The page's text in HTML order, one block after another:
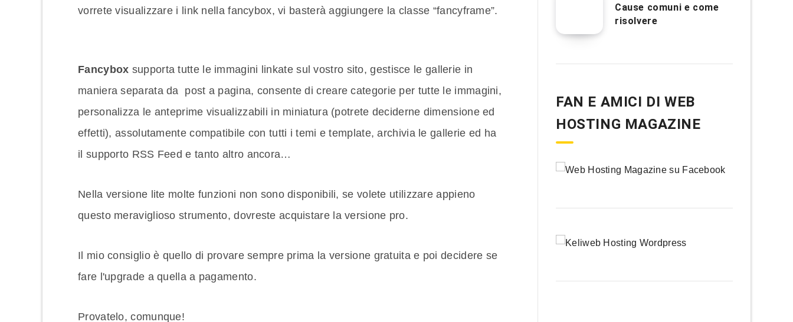
vorrete visualizzare i link nella fancybox, vi basterà aggiungere la classe “fancyframe”.
Fancybox supporta tutte le immagini linkate sul vostro sito, gestisce le gallerie in
maniera separata da post a pagina, consente di creare categorie per tutte le immagini,
personalizza le anteprime visualizzabili in miniatura (potrete deciderne dimensione ed
effetti), assolutamente compatibile con tutti i temi e template, archivia le gallerie ed ha
il supporto RSS Feed e tanto altro ancora…
Nella versione lite molte funzioni non sono disponibili, se volete utilizzare appieno
questo meraviglioso strumento, dovreste acquistare la versione pro.
Il mio consiglio è quello di provare sempre prima la versione gratuita e poi decidere se
fare l'upgrade a quella a pagamento.
Provatelo, comunque!
Cause comuni e come
risolvere
FAN E AMICI DI WEB
HOSTING MAGAZINE